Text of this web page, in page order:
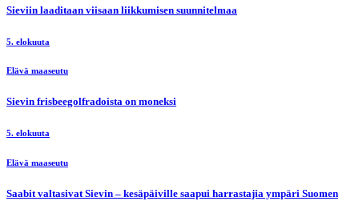
Sieviin laaditaan viisaan liikkumisen suunnitelmaa
5. elokuuta
Elävä maaseutu
Sievin frisbeegolfradoista on moneksi
5. elokuuta
Elävä maaseutu
Saabit valtasivat Sievin – kesäpäiville saapui harrastajia ympäri Suomen